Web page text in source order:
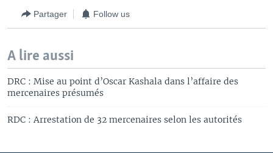
Partager Follow us
A lire aussi
DRC : Mise au point d’Oscar Kashala dans l’affaire des
mercenaires présumés
RDC : Arrestation de 32 mercenaires selon les autorités